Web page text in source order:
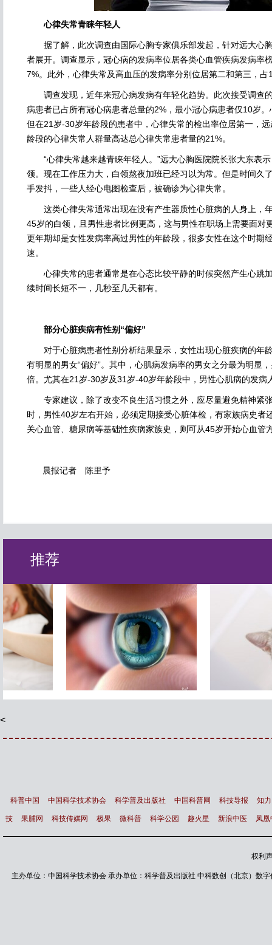
心律失常青睐年轻人
据了解，此次调查由国际心胸专家俱乐部发起，针对远大心
者展开。调查显示，冠心病的发病率位居各类心血管疾病发病率
7%。此外，心律失常及高血压的发病率分别位居第二和第三，占
调查发现，近年来冠心病发病有年轻化趋势。此次接受调查
病患者已占所有冠心病患者总量的2%，最小冠心病患者仅10岁
但在21岁-30岁年龄段的患者中，心律失常的检出率位居第一，
龄段的心律失常人群量高达总心律失常患者量的21%。
“心律失常越来越青睐年轻人。”远大心胸医院院长张大东表
领。现在工作压力大，白领熬夜加班已经习以为常。但是时间久
手发抖，一些人经心电图检查后，被确诊为心律失常。
这类心律失常通常出现在没有产生器质性心脏病的人身上，
45岁的白领，且男性患者比例更高，这与男性在职场上需要面对
更年期却是女性发病率高过男性的年龄段，很多女性在这个时期
速。
心律失常的患者通常是在心态比较平静的时候突然产生心跳
续时间长短不一，几秒至几天都有。
部分心脏疾病有性别“偏好”
对于心脏病患者性别分析结果显示，女性出现心脏疾病的年
有明显的男女“偏好”。其中，心肌病发病率的男女之分最为明显
倍。尤其在21岁-30岁及31岁-40岁年龄段中，男性心肌病的发病
专家建议，除了改变不良生活习惯之外，应尽量避免精神紧
时，男性40岁左右开始，必须定期接受心脏体检，有家族病史者
关心血管、糖尿病等基础性疾病家族史，则可从45岁开始心血管
晨报记者 陈里予
推荐
<
科普中国 中国科学技术协会 科学普及出版社 中国科普网 科技导报 知
技 果脯网 科技传媒网 极果 微科普 科学公园 趣火星 新浪中医 凤凰
权利
主办单位：中国科学技术协会 承办单位：科学普及出版社 中科数创（北京）数